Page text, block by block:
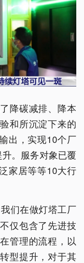
降碳减排、降本
和所沉淀下来的
出，实现10个厂
。服务对象已覆
家居等等10大行
我们在做灯塔工厂
仅包含了先进技
管理的流程，以
型提升，对于其